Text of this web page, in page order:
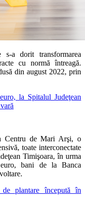
s-a dorit transformarea
cu normă întreagă.
din august 2022, prin
la Spitalul Judeţean
Centru de Mari Arşi, o
toate interconectate
Timişoara, în urma
bani de la Banca
de plantare începută în